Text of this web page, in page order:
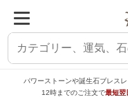
パワーストーンや誕生石ブレス
12時までのご注文で最短翌